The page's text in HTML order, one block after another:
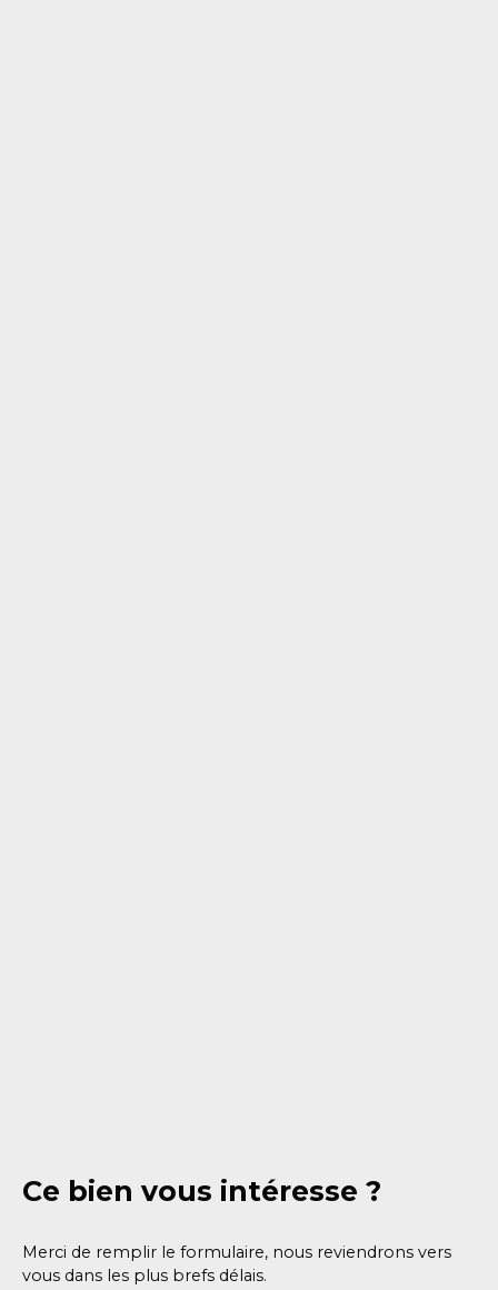
Ce bien vous intéresse ?
Merci de remplir le formulaire, nous reviendrons vers
vous dans les plus brefs délais.